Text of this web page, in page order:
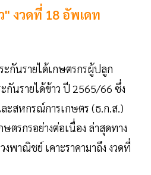
งวดที่ 18 อัพเดท
กันรายได้เกษตรกรผู้ปลูก
กันรายได้ข้าว ปี 2565/66 ซึ่ง
ะสหกรณ์การเกษตร (ธ.ก.ส.)
ตรกรอย่างต่อเนื่อง ล่าสุดทาง
งพาณิชย์ เคาะราคามาถึง งวดที่